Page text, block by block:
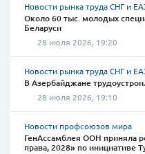
Новости рынка труда СНГ и
Около 60 тыс. молодых
Беларуси
28 июля 2026, 19:20
Новости рынка труда СНГ и
В Азербайджане
28 июля 2026, 19:10
Новости профсоюзов мира
ГенАссамблея ООН приняла
права, 2028» по инициативе